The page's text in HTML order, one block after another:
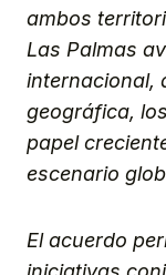
ambos
Las Palmas
internacional,
geográfica,
papel
escenario
El acuerdo